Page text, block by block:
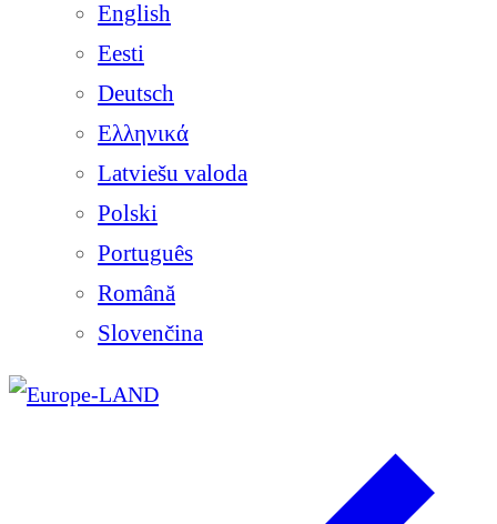
English
Eesti
Deutsch
Ελληνικά
Latviešu valoda
Polski
Português
Română
Slovenčina